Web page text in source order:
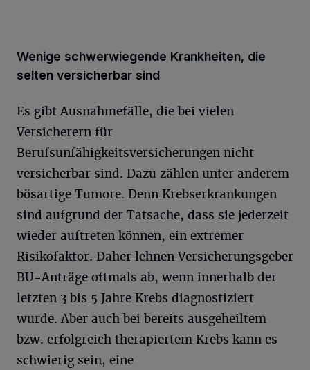
Wenige schwerwiegende Krankheiten, die
selten versicherbar sind
Es gibt Ausnahmefälle, die bei vielen
Versicherern für
Berufsunfähigkeitsversicherungen nicht
versicherbar sind. Dazu zählen unter anderem
bösartige Tumore. Denn Krebserkrankungen
sind aufgrund der Tatsache, dass sie jederzeit
wieder auftreten können, ein extremer
Risikofaktor. Daher lehnen Versicherungsgeber
BU-Anträge oftmals ab, wenn innerhalb der
letzten 3 bis 5 Jahre Krebs diagnostiziert
wurde. Aber auch bei bereits ausgeheiltem
bzw. erfolgreich therapiertem Krebs kann es
schwierig sein, eine